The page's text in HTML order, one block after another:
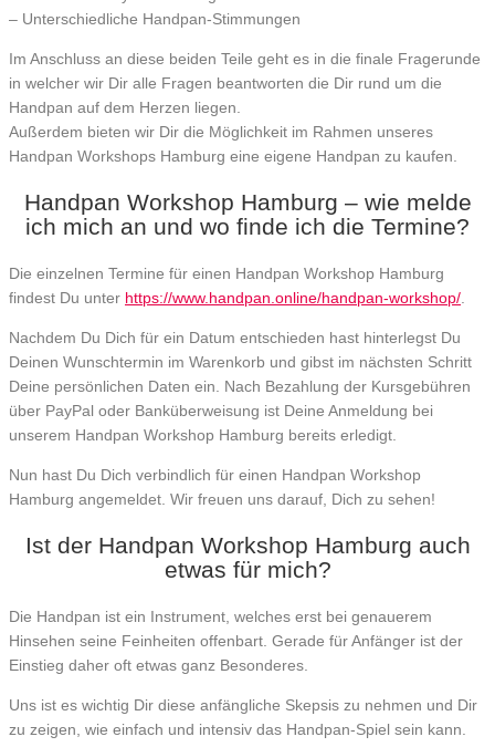
– Unterschiedliche Handpan-Stimmungen
Im Anschluss an diese beiden Teile geht es in die finale Fragerunde
in welcher wir Dir alle Fragen beantworten die Dir rund um die
Handpan auf dem Herzen liegen.
Außerdem bieten wir Dir die Möglichkeit im Rahmen unseres
Handpan Workshops Hamburg eine eigene Handpan zu kaufen.
Handpan Workshop Hamburg – wie melde
ich mich an und wo finde ich die Termine?
Die einzelnen Termine für einen Handpan Workshop Hamburg
findest Du unter https://www.handpan.online/handpan-workshop/
Nachdem Du Dich für ein Datum entschieden hast hinterlegst Du
Deinen Wunschtermin im Warenkorb und gibst im nächsten Schritt
Deine persönlichen Daten ein. Nach Bezahlung der Kursgebühren
über PayPal oder Banküberweisung ist Deine Anmeldung bei
unserem Handpan Workshop Hamburg bereits erledigt.
Nun hast Du Dich verbindlich für einen Handpan Workshop
Hamburg angemeldet. Wir freuen uns darauf, Dich zu sehen!
Ist der Handpan Workshop Hamburg auch
etwas für mich?
Die Handpan ist ein Instrument, welches erst bei genauerem
Hinsehen seine Feinheiten offenbart. Gerade für Anfänger ist der
Einstieg daher oft etwas ganz Besonderes.
Uns ist es wichtig Dir diese anfängliche Skepsis zu nehmen und Dir
zu zeigen, wie einfach und intensiv das Handpan-Spiel sein kann.